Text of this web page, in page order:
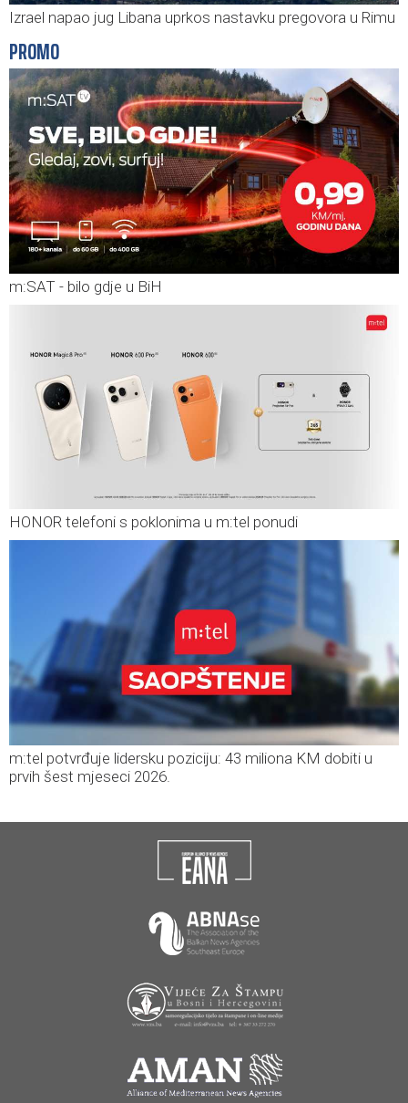
Izrael napao jug Libana uprkos nastavku pregovora u Rimu
PROMO
m:SAT - bilo gdje u BiH
HONOR telefoni s poklonima u m:tel ponudi
m:tel potvrđuje lidersku poziciju: 43 miliona KM dobiti u
prvih šest mjeseci 2026.